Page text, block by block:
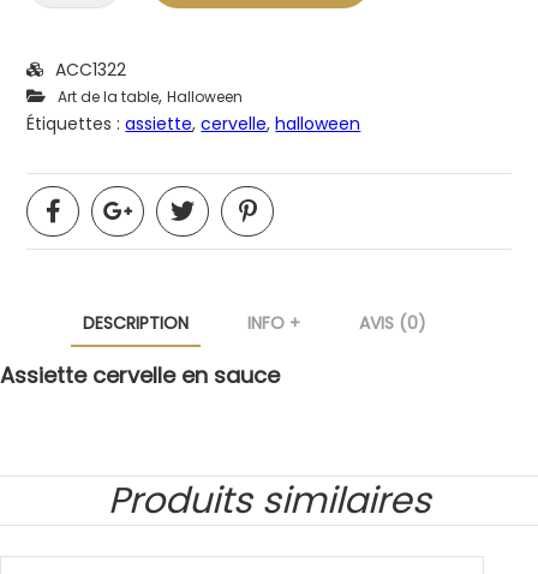
ACC1322
Art de la table,Halloween
Étiquettes :assiette,cervelle,halloween
DESCRIPTION INFO + AVIS (0)
Assiette cervelle en sauce
Produits similaires